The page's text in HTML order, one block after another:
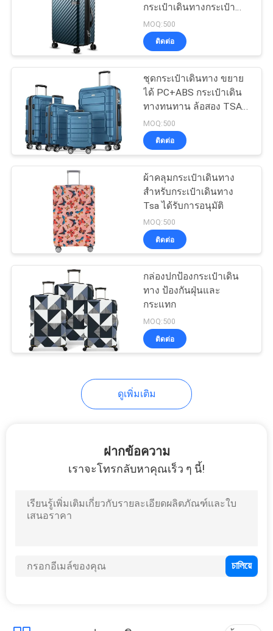
ถุงล้างเครื่องสำอาง
กระเป๋าช้อปปิ้งผ้าไม่
ทอ
กระเป๋าเป้กันน้ำ
Eva อิเล็กทรอนิกส์
กระเป๋าเดินทางกระเป๋า
กระเป๋ากระเป๋ากระเป๋า
กระเป๋ากระเป๋ากระเป๋า
กระเป๋ากระเป๋ากระเป๋า
กระเป๋ากระเป๋ากระเป๋า
กระเป๋ากระเป๋ากระเป๋า
กระเป๋ากระเป๋ากระเป๋า
กระเป๋ากระเป๋ากระเป๋า
กระเป๋ากระเป๋ากระเป๋า
กระเป๋ากระเป๋า
MOQ:500
ติดต่อ
ชุดกระเป๋าเดินทาง ขยาย
ได้ PC+ABS กระเป๋าเดิน
ทางทนทาน ล้อสอง TSA
Lock 3pcs ไวน์แดง
MOQ:500
ติดต่อ
ผ้าคลุมกระเป๋าเดินทาง
สําหรับกระเป๋าเดินทาง
Tsa ได้รับการอนุมัติ
MOQ:500
ติดต่อ
กล่องปกป้องกระเป๋าเดิน
ทาง ป้องกันฝุ่นและ
กระแทก
MOQ:500
ติดต่อ
ดูเพิ่มเติม
ฝากข้อความ
เราจะโทรกลับหาคุณเร็ว ๆ นี้!